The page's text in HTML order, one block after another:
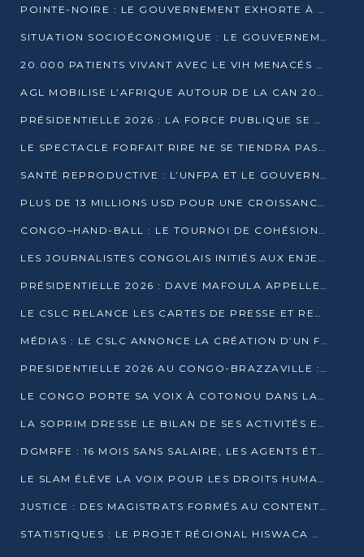
POINTE-NOIRE : LE GOUVERNEMENT EXHORTE À UN USAGE RESPONSABLE DU NOUVEAU MATÉRIEL MUNICIPAL
SITUATION SOCIOÉCONOMIQUE : LE GOUVERNEMENT INTERPELLÉ DEVANT LE SÉNAT
20.000 PATIENTS VIVANT AVEC LE VIH MENACÉS D’ARRÊT DE TRAITEMENT
AGL MOBILISE L’AFRIQUE AUTOUR DE LA CAN 2025
PRÉSIDENTIELLE 2026 : LA FORCE PUBLIQUE SE PRÉPARE À SÉCURISER LE SCRUTIN
LE SPECTACLE FORFAIT RIRE NE SE TIENDRA PAS LE 1ER JANVIER
SANTÉ REPRODUCTIVE : L’UNFPA ET LE GOUVERNEMENT AFFINENT LES PRIORITÉS DE 2026
PLUS DE 13 MILLIONS USD POUR UNE CROISSANCE VERTE ET SOUVERAINE
CONGO–HAND-BALL : LE TOURNOI DE COHÉSION ET DE FRATERNITÉ ALLUME SES LAMPIONS À BRAZZAVILLE
LES JOURNALISTES CONGOLAIS INITIÉS AUX ENJEUX DE L’ÉCONOMIE BLEUE
PRÉSIDENTIELLE 2026 : DAVE MAFOULA APPELLE LES CONGOLAIS À UN « NOUVEAU DÉPART »
LE CSLC RELANCE LES CARTES DE PRESSE ET RECONNAÎT OFFICIELLEMENT LES MÉDIAS EN LIGNE
MÉDIAS : LE CSLC ANNONCE LA CRÉATION D’UN FONDS D’APPUI À LA PRESSE
PRESIDENTIELLE 2026 AU CONGO-BRAZZAVILLE : UN CASTING ÉLARGI
LE CONGO PORTE SA VOIX À COTONOU DANS LA LUTTE CONTRE LA TUBERCULOSE
LA SOPRIM DRESSE LE BILAN DE SES ACTIVITÉS ET FIXE DE NOUVELLES PRIORITÉS
DGMRFE : 16 MOIS SANS SALAIRE, LES AGENTS ÉTOUFFENT DANS LE SILENCE
LE SLAM ÉLÈVE LA VOIX POUR LES DROITS HUMAINS À BRAZZAVILLE
JUSTICE : DES MAGISTRATS FORMÉS AU CONTENTIEUX DE LA PROPRIÉTÉ INTELLECTUELLE
STATISTIQUES : LE PROJET RÉGIONAL HISWACA OFFICIELLEMENT LANCÉ AU CONGO